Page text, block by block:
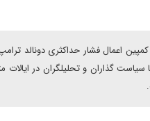
اعمال فشار حداکثری دونالد ترامپ
از ۷۵ مصاحبه غیررسمی و محرمانه با سیاست گذاران و